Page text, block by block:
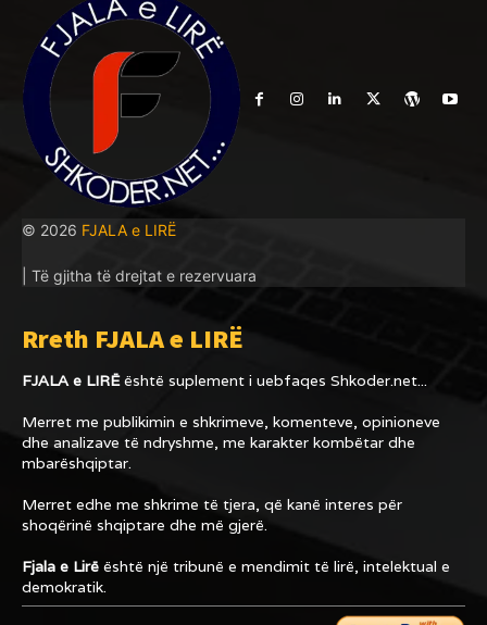
© 2026 FJALA e LIRË
| Të gjitha të drejtat e rezervuara
Rreth FJALA e LIRË
FJALA e LIRËështë suplement i uebfaqes Shkoder.net...
Merret me publikimin e shkrimeve, komenteve, opinioneve
dhe analizave të ndryshme, me karakter kombëtar dhe
mbarëshqiptar.
Merret edhe me shkrime të tjera, që kanë interes për
shoqërinë shqiptare dhe më gjerë.
Fjala e Lirë është një tribunë e mendimit të lirë, intelektual e
demokratik.